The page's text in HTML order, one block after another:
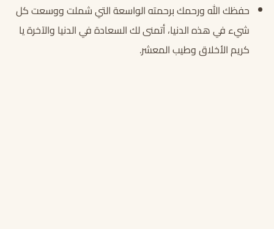
حفظك الله ورحمك برحمته الواسعة التي شملت ووسعت كل
شيء في هذه الدنيا، أتمنى لك السعادة في الدنيا والآخرة يا
كريم الأخلاق وطيب المعشر.